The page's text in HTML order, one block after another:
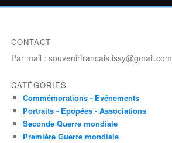
CONTACT
Par mail : souvenirfrancais.issy@gmail.com
CATÉGORIES
Commémorations - Evénements
Portraits - Epopées - Associations
Seconde Guerre mondiale
Première Guerre mondiale